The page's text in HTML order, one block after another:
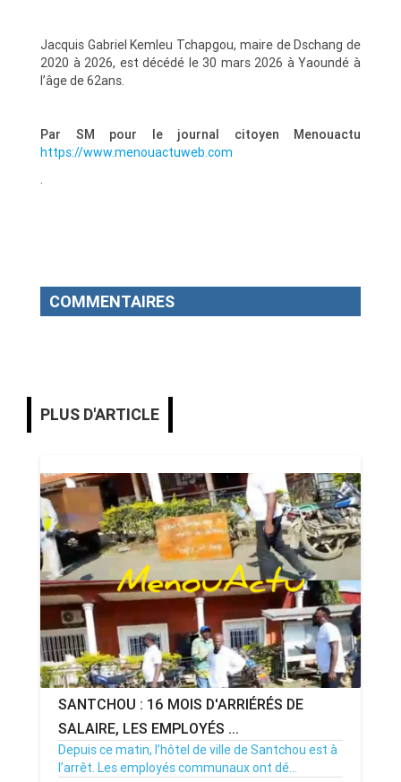
Jacquis Gabriel Kemleu Tchapgou, maire de Dschang de
2020 à 2026, est décédé le 30 mars 2026 à Yaoundé à
l’âge de 62ans.
Par SM pour le journal citoyen Menouactu
https://www.menouactuweb.com
.
COMMENTAIRES
PLUS D'ARTICLE
SANTCHOU : 16 MOIS D'ARRIÉRÉS DE
SALAIRE, LES EMPLOYÉS ...
Depuis ce matin, l’hôtel de ville de Santchou est à
l’arrêt. Les employés communaux ont dé...